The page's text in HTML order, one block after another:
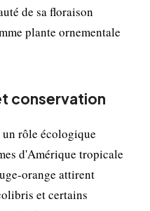
de sa floraison
plante ornementale
conservation
rôle écologique
d'Amérique tropicale
orange attirent
et certains